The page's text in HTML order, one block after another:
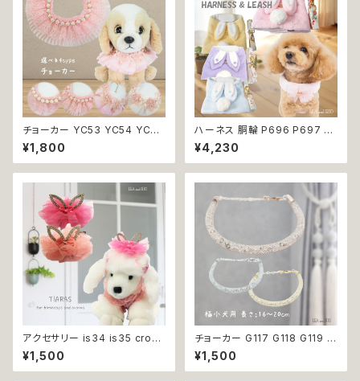
チョーカー YC53 YC54 YC55
YC56 アクセサリー ネック フォ
ーマル パーティー イベント お
めかし 女の子 犬 犬服 小型 猫
ア おしゃれ かわいい 返品交換
不可
¥1,800
ハーネス 胴輪 P696 P697 P
698 P699 洋服のようなハー
ネス うさぎ ラビット rabbit 暖
か 秋冬 お揃い 引っ張り防止 散
ペット 服 犬服 猫服 かわいい お
しゃれ 小型犬 返品交換不可
¥4,230
アクセサリー is34 is35 crow
n ライトピンク ピンク 犬 王冠
ティアラ イベント パーティー 誕
生日 犬 猫 ペット 返品交換不可
¥1,500
チョーカー G117 G118 G119 首
輪 アクセサリー クリア キラキラ
犬 猫 ペット 極小型犬用 おしゃ
れ かわいい シンプル ピンク ゴ
¥1,500